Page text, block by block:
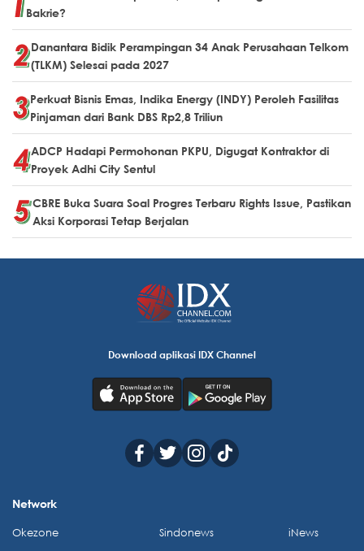
Bakrie?
Danantara Bidik Perampingan 34 Anak Perusahaan Telkom
(TLKM) Selesai pada 2027
Perkuat Bisnis Emas, Indika Energy (INDY) Peroleh Fasilitas
Pinjaman dari Bank DBS Rp2,8 Triliun
ADCP Hadapi Permohonan PKPU, Digugat Kontraktor di
Proyek Adhi City Sentul
CBRE Buka Suara Soal Progres Terbaru Rights Issue, Pastikan
Aksi Korporasi Tetap Berjalan
Download aplikasi IDX Channel
Network
Okezone
Sindonews
iNews